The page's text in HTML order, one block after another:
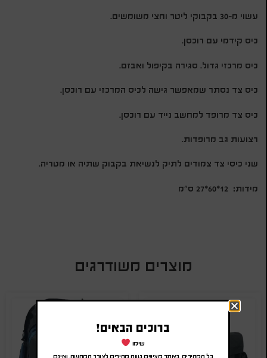
עשוי מ-30 בקבוקי ליטר וחצי משומשים.
כיס קידמי עם רוכסן.
כיס מרכזי גדול. סגירה בקיפול ואבזם.
כיס צד נסתר שמאפשר גישה לכיס המרכזי עם רוכסן.
כיס צד מרופד למחשב נייד עם רוכסן.
רצועות גב מרופדות.
שני כיסי צד צמודים לתיק לנשיאת בקבוק שתיה או מטריה.
מידות: 12*60*27 ס”מ
מוצרים משודרגים
ברוכים הבאים!
שימו
כל המחירים באתר מציגים טווח מחירים לצורך המחשה, ואינם